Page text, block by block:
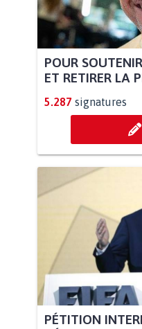
POUR
ET RETIRER LA
5.287 signatures
PÉTITION